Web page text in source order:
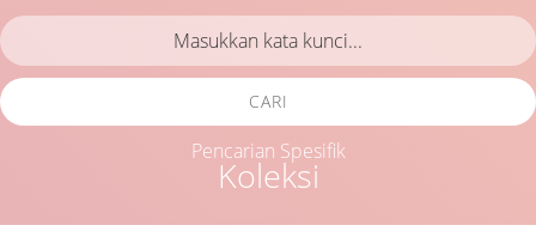
Koleksi
CARI
Pencarian Spesifik